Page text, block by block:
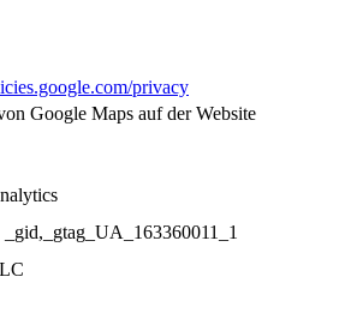
privacy
Google Maps auf der Website
_gid,_gtag_UA_163360011_1